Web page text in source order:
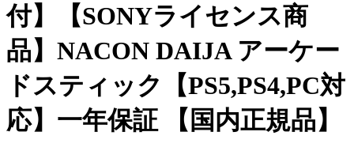
付】【SONYライセンス商
品】NACON DAIJA アーケー
ドスティック【PS5,PS4,PC対
応】一年保証 【国内正規品】